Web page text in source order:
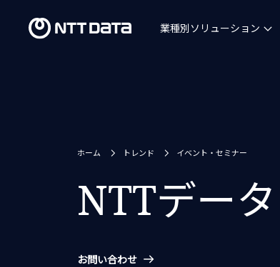
業種別ソリューション
ホーム トレンド イベント・セミナー
NTTデー
お問い合わせ